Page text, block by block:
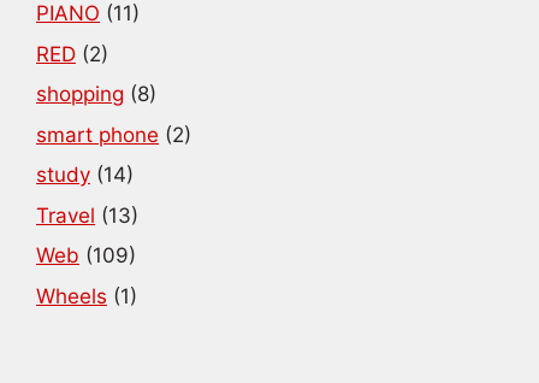
PIANO (11)
RED (2)
shopping (8)
smart phone (2)
study (14)
Travel (13)
Web (109)
Wheels (1)